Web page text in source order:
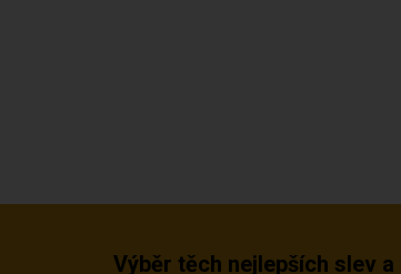
Výběr těch nejlepších slev a